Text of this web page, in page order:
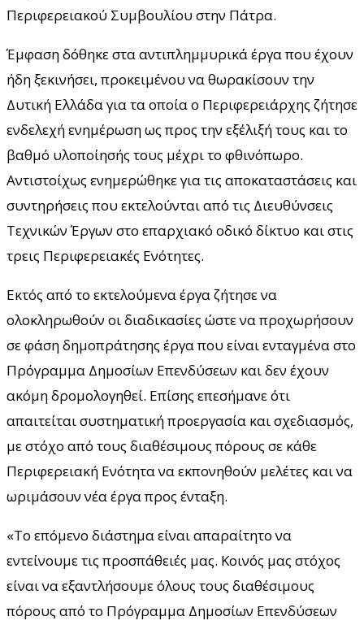
Περιφερειακού Συμβουλίου στην Πάτρα.
Έμφαση δόθηκε στα αντιπλημμυρικά έργα που έχουν
ήδη ξεκινήσει, προκειμένου να θωρακίσουν την
Δυτική Ελλάδα για τα οποία ο Περιφερειάρχης ζήτησε
ενδελεχή ενημέρωση ως προς την εξέλιξή τους και το
βαθμό υλοποίησής τους μέχρι το φθινόπωρο.
Αντιστοίχως ενημερώθηκε για τις αποκαταστάσεις και
συντηρήσεις που εκτελούνται από τις Διευθύνσεις
Τεχνικών Έργων στο επαρχιακό οδικό δίκτυο και στις
τρεις Περιφερειακές Ενότητες.
Εκτός από το εκτελούμενα έργα ζήτησε να
ολοκληρωθούν οι διαδικασίες ώστε να προχωρήσουν
σε φάση δημοπράτησης έργα που είναι ενταγμένα στο
Πρόγραμμα Δημοσίων Επενδύσεων και δεν έχουν
ακόμη δρομολογηθεί. Επίσης επεσήμανε ότι
απαιτείται συστηματική προεργασία και σχεδιασμός,
με στόχο από τους διαθέσιμους πόρους σε κάθε
Περιφερειακή Ενότητα να εκπονηθούν μελέτες και να
ωριμάσουν νέα έργα προς ένταξη.
«Το επόμενο διάστημα είναι απαραίτητο να
εντείνουμε τις προσπάθειές μας. Κοινός μας στόχος
είναι να εξαντλήσουμε όλους τους διαθέσιμους
πόρους από το Πρόγραμμα Δημοσίων Επενδύσεων